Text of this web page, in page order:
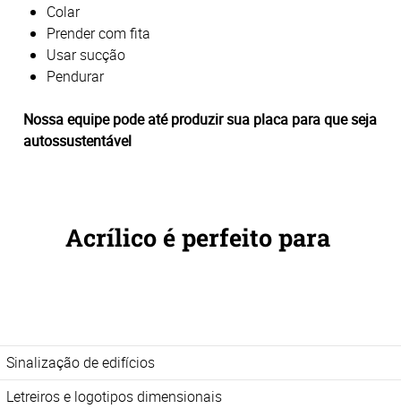
Colar
Prender com fita
Usar sucção
Pendurar
Nossa equipe pode até produzir sua placa para que seja
autossustentável
Acrílico é perfeito para
Sinalização de edifícios
Letreiros e logotipos dimensionais